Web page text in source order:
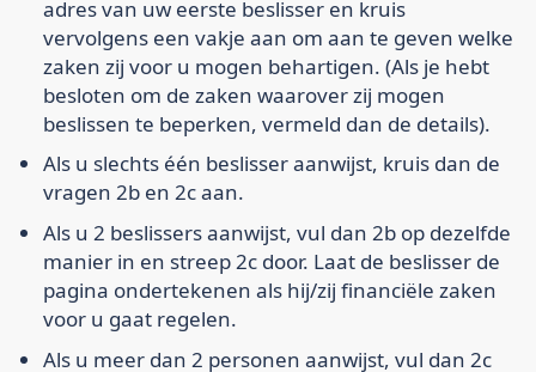
adres van uw eerste beslisser en kruis
vervolgens een vakje aan om aan te geven welke
zaken zij voor u mogen behartigen. (Als je hebt
besloten om de zaken waarover zij mogen
beslissen te beperken, vermeld dan de details).
Als u slechts één beslisser aanwijst, kruis dan de
vragen 2b en 2c aan.
Als u 2 beslissers aanwijst, vul dan 2b op dezelfde
manier in en streep 2c door. Laat de beslisser de
pagina ondertekenen als hij/zij financiële zaken
voor u gaat regelen.
Als u meer dan 2 personen aanwijst, vul dan 2c